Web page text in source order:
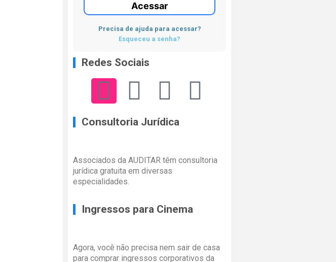
Acessar
Precisa de ajuda para acessar?
Esqueceu a senha?
Redes Sociais
Consultoria Jurídica
Associados da AUDITAR têm consultoria
jurídica gratuita em diversas
especialidades.
Ingressos para Cinema
Agora, você não precisa nem sair de casa
para comprar ingressos corporativos da